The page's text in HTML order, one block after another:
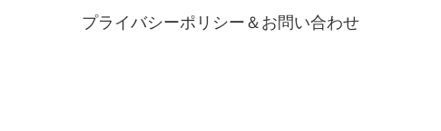
プライバシーポリシー＆お問い合わせ